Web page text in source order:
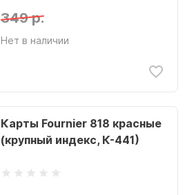
349 р.
Нет в наличии
Карты Fournier 818 красные
(крупный индекс, К-441)